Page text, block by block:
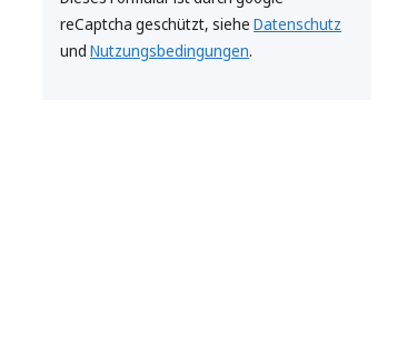
reCaptcha geschützt, siehe Datenschutz
und Nutzungsbedingungen.